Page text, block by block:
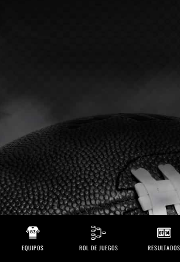
EQUIPOS ROL DE JUEGOS RESULTADOS